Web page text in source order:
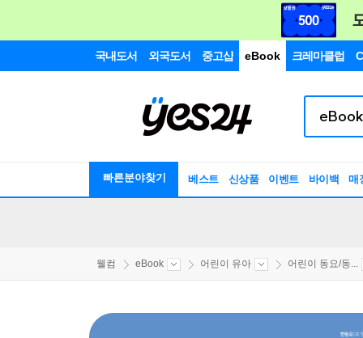
국내도서 외국도서 중고샵 eBook 크레마클럽
빠른분야찾기 베스트 신상품 이벤트 바이백 매
웰컴 eBook 어린이 유아 어린이 동요/동...